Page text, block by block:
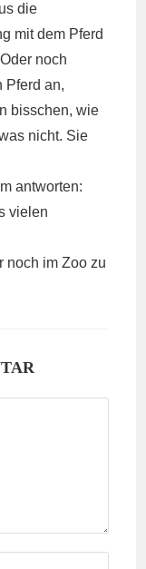
die
mit dem Pferd
noch
Pferd an,
bisschen, wie
nicht. Sie
antworten:
vielen
noch im Zoo zu